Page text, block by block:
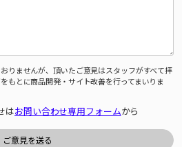
りませんが、頂いたご意見はスタッフがすべて拝
もとに商品開発・サイト改善を行ってまいりま
はお問い合わせ専用フォームから